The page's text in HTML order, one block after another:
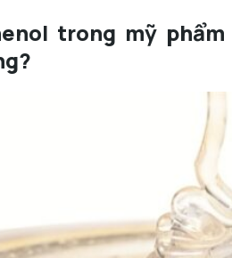
trong mỹ phẩm